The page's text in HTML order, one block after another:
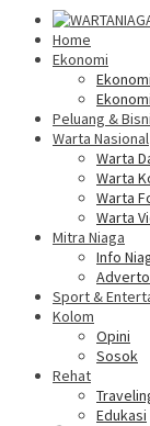
Home
Ekonomi
Peluang &
Warta Nasional
Warta
Warta
Warta
Warta
Mitra Niaga
Info
Sport &
Kolom
Opini
Sosok
Rehat
Edukasi